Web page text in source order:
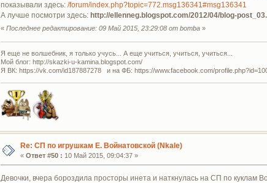
показывали здесь: /forum/index.php?topic=772.msg136341#msg136341
А лучше посмотри здесь: http://ellenneg.blogspot.com/2012/04/blog-
« Последнее редактирование: 09 Май 2015, 23:29:08 от bomba»
Я еще не волшебник, я только учусь... А еще учиться, учиться, учиться...
Мой блог: http://skazki-u-kamina.blogspot.com/
Я ВК: https://vk.com/id187887278 и на ФБ: https://www.facebook.com/
Re: СП по игрушкам Е. Войнатовской (Nkale)
« Ответ #50 : 10 Май 2015, 09:04:37 »
Девочки, вчера бороздила просторы инета и наткнулась на СП по куклам